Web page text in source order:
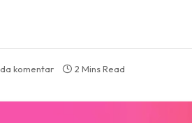
komentar 2 Mins Read